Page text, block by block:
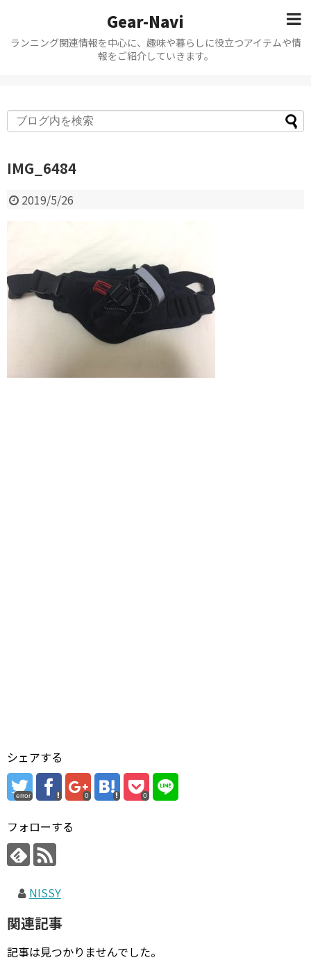
Gear-Navi
ランニング関連情報を中心に、趣味や暮らしに役立つアイテムや情
報をご紹介していきます。
IMG_6484
2019/5/26
シェアする
error 0 0
フォローする
NISSY
関連記事
記事は見つかりませんでした。